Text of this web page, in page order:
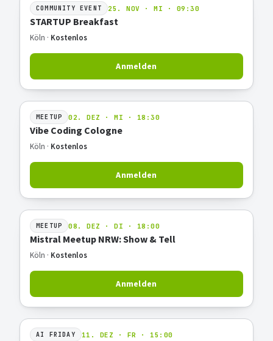
COMMUNITY EVENT 25. NOV · MI · 09:30
STARTUP Breakfast
Köln · Kostenlos
Anmelden
MEETUP 02. DEZ · MI · 18:30
Vibe Coding Cologne
Köln · Kostenlos
Anmelden
MEETUP 08. DEZ · DI · 18:00
Mistral Meetup NRW: Show & Tell
Köln · Kostenlos
Anmelden
AI FRIDAY 11. DEZ · FR · 15:00